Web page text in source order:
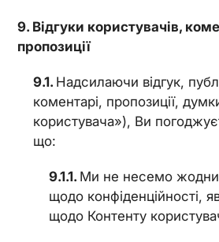
Відгуки користувачів,
пропозиції
Надсилаючи відгук,
коментарі, пропозиції,
користувача»), Ви
що:
Ми не несемо
щодо конфіденційності,
щодо Контенту